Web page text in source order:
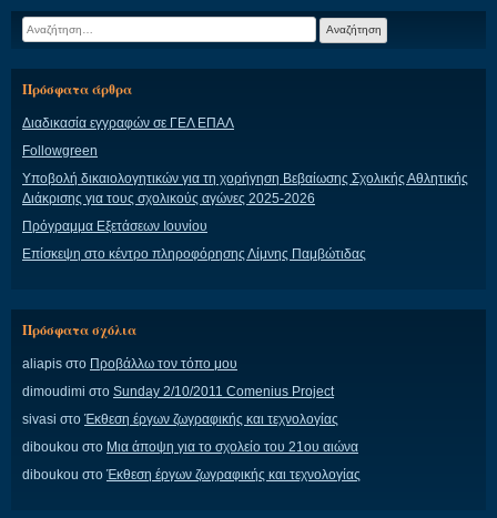
translate
this
Αναζήτηση
για:
Πρόσφατα άρθρα
Διαδικασία εγγραφών σε ΓΕΛ ΕΠΑΛ
Followgreen
Υποβολή δικαιολογητικών για τη χορήγηση Βεβαίωσης Σχολικής Αθλητικής
Διάκρισης για τους σχολικούς αγώνες 2025-2026
Πρόγραμμα Εξετάσεων Ιουνίου
Επίσκεψη στο κέντρο πληροφόρησης Λίμνης Παμβώτιδας
Πρόσφατα σχόλια
aliapis στο Προβάλλω τον τόπο μου
dimoudimi στο Sunday 2/10/2011 Comenius Project
sivasi στο Έκθεση έργων ζωγραφικής και τεχνολογίας
diboukou στο Μια άποψη για το σχολείο του 21ου αιώνα
diboukou στο Έκθεση έργων ζωγραφικής και τεχνολογίας